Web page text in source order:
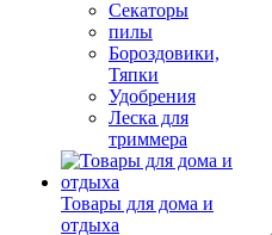
Секаторы
пилы
Бороздовики,
Тяпки
Удобрения
Леска для
триммера
Товары для дома и
отдыха